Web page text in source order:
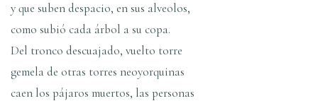
y que suben despacio, en sus alveolos,
como subió cada árbol a su copa.
Del tronco descuajado, vuelto torre
gemela de otras torres neoyorquinas
caen los pájaros muertos, las personas